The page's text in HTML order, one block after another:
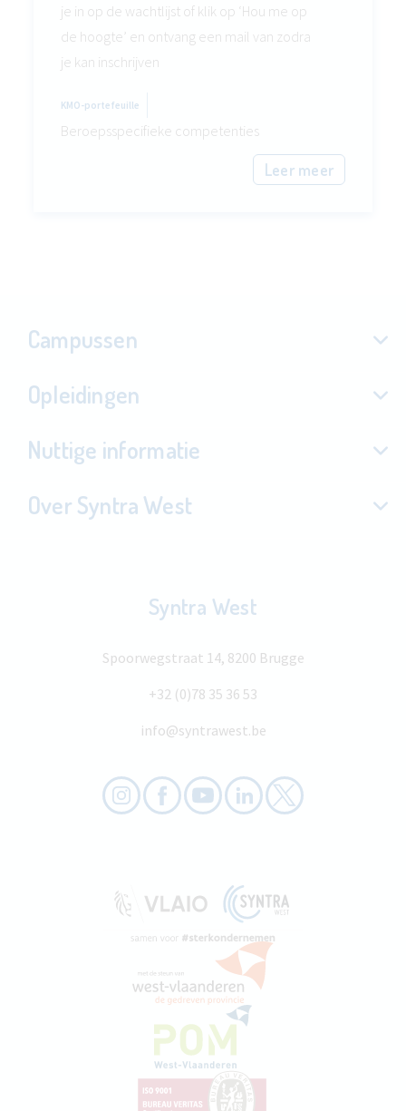
je in op de wachtlijst of klik op ‘Hou me op
de hoogte’ en ontvang een mail van zodra
je kan inschrijven
KMO-portefeuille
Beroepsspecifieke competenties
Leer meer
Campussen
Opleidingen
Nuttige informatie
Over Syntra West
Syntra West
Spoorwegstraat 14, 8200 Brugge
+32 (0)78 35 36 53
info@syntrawest.be